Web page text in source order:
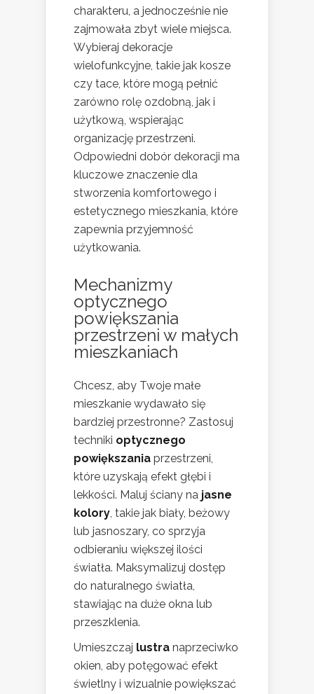
charakteru, a jednocześnie nie
zajmowała zbyt wiele miejsca.
Wybieraj dekoracje
wielofunkcyjne, takie jak kosze
czy tace, które mogą pełnić
zarówno rolę ozdobną, jak i
użytkową, wspierając
organizację przestrzeni.
Odpowiedni dobór dekoracji ma
kluczowe znaczenie dla
stworzenia komfortowego i
estetycznego mieszkania, które
zapewnia przyjemność
użytkowania.
Mechanizmy
optycznego
powiększania
przestrzeni w małych
mieszkaniach
Chcesz, aby Twoje małe
mieszkanie wydawało się
bardziej przestronne? Zastosuj
techniki optycznego
powiększania przestrzeni,
które uzyskają efekt głębi i
lekkości. Maluj ściany na jasne
kolory, takie jak biały, beżowy
lub jasnoszary, co sprzyja
odbieraniu większej ilości
światła. Maksymalizuj dostęp
do naturalnego światła,
stawiając na duże okna lub
przeszklenia.
Umieszczaj lustra naprzeciwko
okien, aby potęgować efekt
świetlny i wizualnie powiększać